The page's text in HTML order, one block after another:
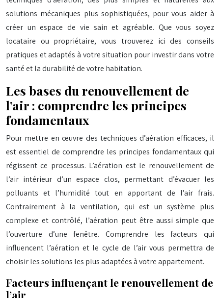
solutions mécaniques plus sophistiquées, pour vous aider à
créer un espace de vie sain et agréable. Que vous soyez
locataire ou propriétaire, vous trouverez ici des conseils
pratiques et adaptés à votre situation pour investir dans votre
santé et la durabilité de votre habitation.
Les bases du renouvellement de
l’air : comprendre les principes
fondamentaux
Pour mettre en œuvre des techniques d’aération efficaces, il
est essentiel de comprendre les principes fondamentaux qui
régissent ce processus. L’aération est le renouvellement de
l’air intérieur d’un espace clos, permettant d’évacuer les
polluants et l’humidité tout en apportant de l’air frais.
Contrairement à la ventilation, qui est un système plus
complexe et contrôlé, l’aération peut être aussi simple que
l’ouverture d’une fenêtre. Comprendre les facteurs qui
influencent l’aération et le cycle de l’air vous permettra de
choisir les solutions les plus adaptées à votre appartement.
Facteurs influençant le renouvellement de
l’air